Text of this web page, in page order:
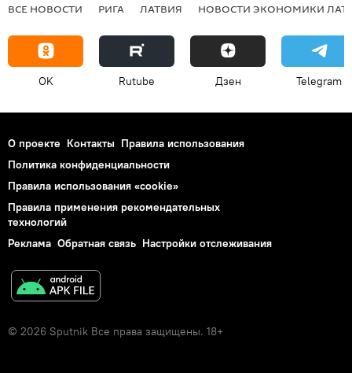
ВСЕ НОВОСТИ РИГА ЛАТВИЯ НОВОСТИ ЭКОНОМИКИ
OK Rutube Дзен Telegram
О проекте Контакты Правила использования
Политика конфиденциальности
Правила использования «cookie»
Правила применения рекомендательных
технологий
Реклама Обратная связь Настройки отслеживания
© 2026 Sputnik Все права защищены. 18+